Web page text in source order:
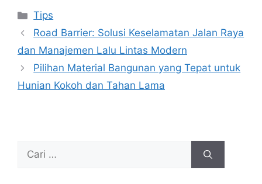
Kategori
Tips
Road Barrier: Solusi Keselamatan Jalan Raya
dan Manajemen Lalu Lintas Modern
Pilihan Material Bangunan yang Tepat untuk
Hunian Kokoh dan Tahan Lama
Cari